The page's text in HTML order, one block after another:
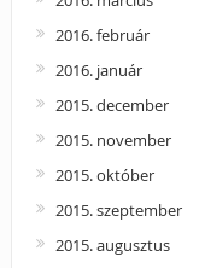
2016. február
2016. január
2015. december
2015. november
2015. október
2015. szeptember
2015. augusztus